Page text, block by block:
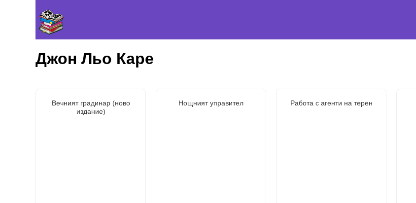
Джон Льо Каре
Вечният градинар (ново
издание)
Нощният управител Работа с агенти на терен